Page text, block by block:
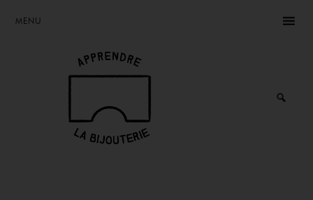
MENU